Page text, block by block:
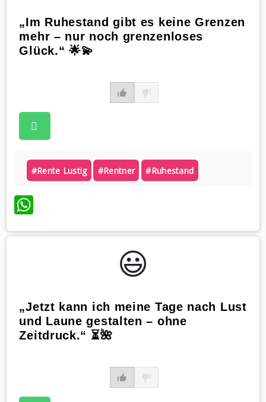
„Im Ruhestand gibt es keine Grenzen
mehr – nur noch grenzenloses
Glück.“ 🌟💫
#rente Lustig #rentner #ruhestand
WhatsApp
😃️
„Jetzt kann ich meine Tage nach Lust
und Laune gestalten – ohne
Zeitdruck.“ ⏳🌺